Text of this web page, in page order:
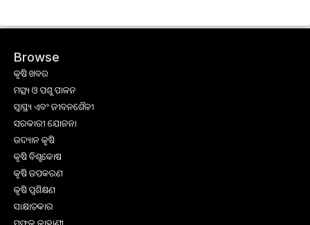
Browse
କୃଷି ଖବର
ମତ୍ସ୍ୟ ଓ ପଶୁ ପାଳନ
ସ୍ୱାସ୍ଥ୍ୟ ଏବଂ ଜୀବନଶୈଳୀ
ସରକାରୀ ଯୋଜନା
ଉଦ୍ୟାନ କୃଷି
କୃଷି ବିଶ୍ବକୋଷ
କୃଷି ଉପକରଣ
କୃଷି ପ୍ରଶିକ୍ଷଣ
ସାକ୍ଷାତକାର